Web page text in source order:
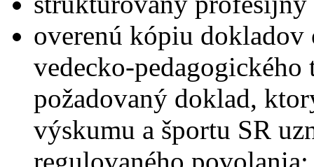
overenú kópiu dokladov
vedecko-
požadovaný doklad,
výskumu a športu SR
regulovaného povolania;